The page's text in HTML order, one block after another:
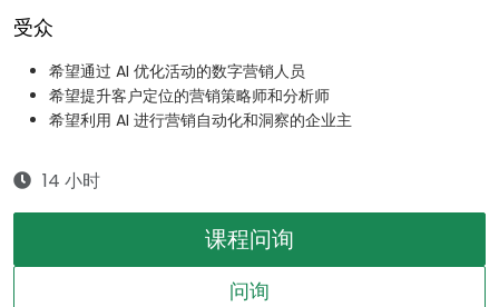
受众
希望通过 AI 优化活动的数字营销人员
希望提升客户定位的营销策略师和分析师
希望利用 AI 进行营销自动化和洞察的企业主
14 小时
课程问询
问询